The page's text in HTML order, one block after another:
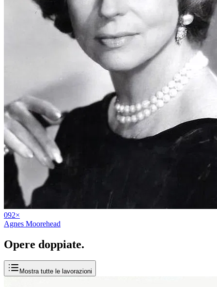
092×
Agnes Moorehead
Opere doppiate.
Mostra tutte le lavorazioni